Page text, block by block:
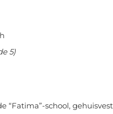
5)
“Fatima”-school,